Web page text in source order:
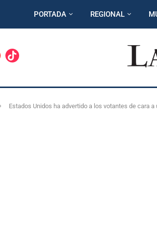
PORTADA REGIONAL
Estados Unidos ha advertido a los votantes de cara